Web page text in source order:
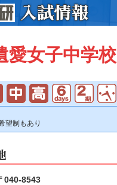
愛女子中学校
望制もあり
040-8543